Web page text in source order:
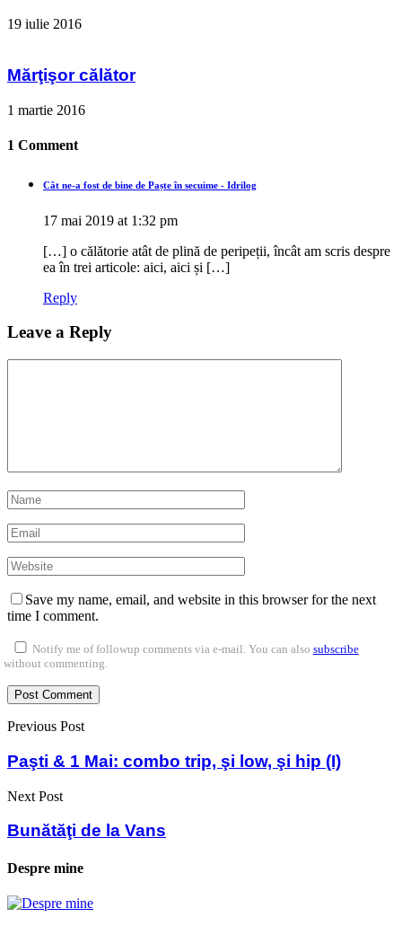
19 iulie 2016
Mărţişor călător
1 martie 2016
1 Comment
Cât ne-a fost de bine de Paște în secuime - Idrilog
17 mai 2019 at 1:32 pm
[…] o călătorie atât de plină de peripeții, încât am scris despre
ea în trei articole: aici, aici și […]
Reply
Leave a Reply
Save my name, email, and website in this browser for the next
time I comment.
Notify me of followup comments via e-mail. You can also subscribe
without commenting.
Previous Post
Paşti & 1 Mai: combo trip, şi low, şi hip (I)
Next Post
Bunătăţi de la Vans
Despre mine